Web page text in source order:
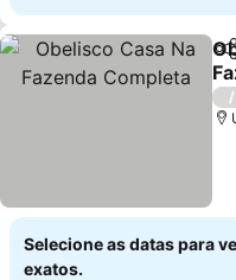
/
Selecione as datas para
exatos.